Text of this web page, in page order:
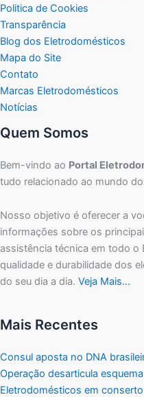
Politica de Cookies
Transparência
Blog dos Eletrodomésticos
Mapa do Site
Contato
Marcas Eletrodomésticos
Notícias
Quem Somos
Bem-vindo ao Portal
tudo relacionado ao mundo
Nosso objetivo é oferecer a
informações sobre os
assistência técnica em todo o
qualidade e durabilidade dos
do seu dia a dia. Veja Mais…
Mais Recentes
Consul aposta no DNA
Operação desarticula
Eletrodomésticos em